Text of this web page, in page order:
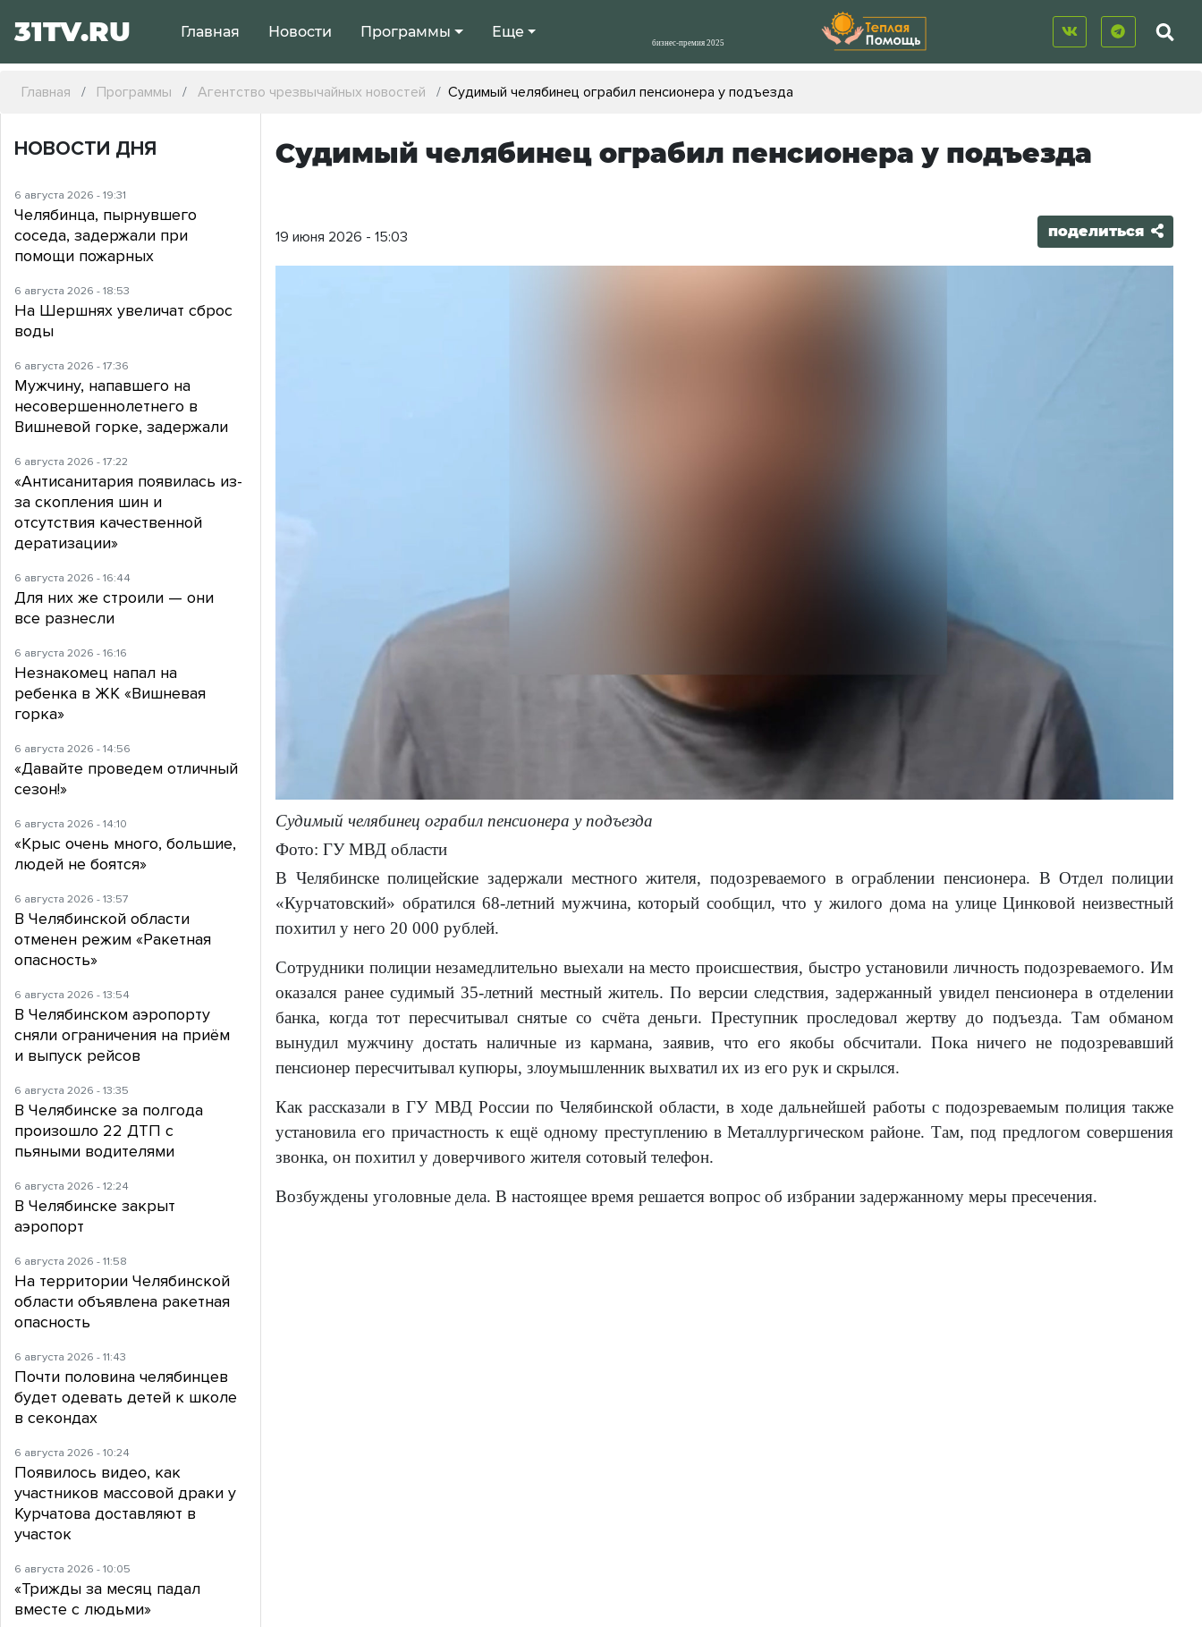
31TV.RU Главная Новости Программы Еще
Главная Программы Агентство чрезвычайных новостей Судимый челябинец ограбил пенсионера у подъезда
Судимый челябинец ограбил пенсионера у подъезда
19 июня 2026 - 15:03 поделиться
Судимый челябинец ограбил пенсионера у подъезда
Фото: ГУ МВД области
В Челябинске полицейские задержали местного жителя, подозреваемого в ограблении пенсионера. В Отдел полиции
«Курчатовский» обратился 68-летний мужчина, который сообщил, что у жилого дома на улице Цинковой неизвестный
похитил у него 20 000 рублей.
Сотрудники полиции незамедлительно выехали на место происшествия, быстро установили личность подозреваемого. Им
оказался ранее судимый 35-летний местный житель. По версии следствия, задержанный увидел пенсионера в отделении
банка, когда тот пересчитывал снятые со счёта деньги. Преступник проследовал жертву до подъезда. Там обманом
вынудил мужчину достать наличные из кармана, заявив, что его якобы обсчитали. Пока ничего не подозревавший
пенсионер пересчитывал купюры, злоумышленник выхватил их из его рук и скрылся.
Как рассказали в ГУ МВД России по Челябинской области, в ходе дальнейшей работы с подозреваемым полиция также
установила его причастность к ещё одному преступлению в Металлургическом районе. Там, под предлогом совершения
звонка, он похитил у доверчивого жителя сотовый телефон.
Возбуждены уголовные дела. В настоящее время решается вопрос об избрании задержанному меры пресечения.
НОВОСТИ ДНЯ
6 августа 2026 - 19:31
Челябинца, пырнувшего
соседа, задержали при
помощи пожарных
6 августа 2026 - 18:53
На Шершнях увеличат сброс
воды
6 августа 2026 - 17:36
Мужчину, напавшего на
несовершеннолетнего в
Вишневой горке, задержали
6 августа 2026 - 17:22
«Антисанитария появилась из-
за скопления шин и
отсутствия качественной
дератизации»
6 августа 2026 - 16:44
Для них же строили — они
все разнесли
6 августа 2026 - 16:16
Незнакомец напал на
ребенка в ЖК «Вишневая
горка»
6 августа 2026 - 14:56
«Давайте проведем отличный
сезон!»
6 августа 2026 - 14:10
«Крыс очень много, большие,
людей не боятся»
6 августа 2026 - 13:57
В Челябинской области
отменен режим «Ракетная
опасность»
6 августа 2026 - 13:54
В Челябинском аэропорту
сняли ограничения на приём
и выпуск рейсов
6 августа 2026 - 13:35
В Челябинске за полгода
произошло 22 ДТП с
пьяными водителями
6 августа 2026 - 12:24
В Челябинске закрыт
аэропорт
6 августа 2026 - 11:58
На территории Челябинской
области объявлена ракетная
опасность
6 августа 2026 - 11:43
Почти половина челябинцев
будет одевать детей к школе
в секондах
6 августа 2026 - 10:24
Появилось видео, как
участников массовой драки у
Курчатова доставляют в
участок
6 августа 2026 - 10:05
«Трижды за месяц падал
вместе с людьми»